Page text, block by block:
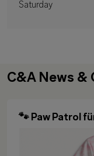
Saturday
C&A News &
🐾 Paw Patrol